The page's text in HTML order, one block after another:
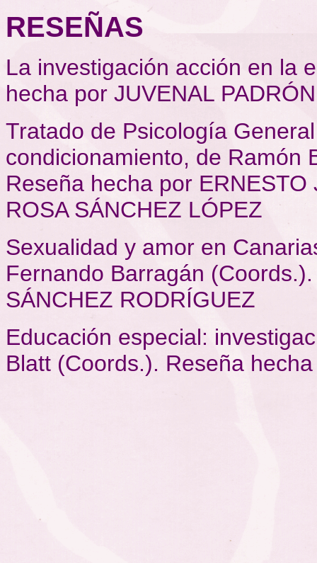
RESEÑAS
La investigación acción en la
hecha por JUVENAL
Tratado de Psicología
condicionamiento, de Ramón
Reseña hecha por
ROSA SÁNCHEZ LÓPEZ
Sexualidad y amor en
Fernando Barragán
SÁNCHEZ RODRÍGUEZ
Educación especial:
Blatt (Coords.). Reseña